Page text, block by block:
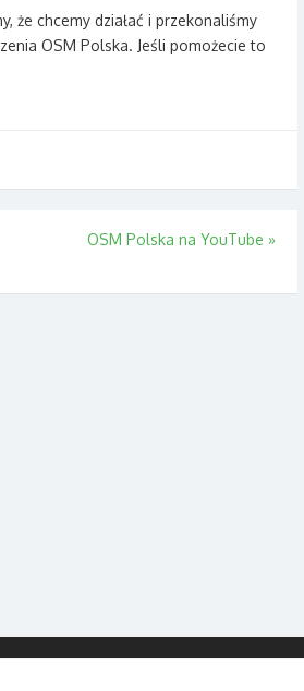
że chcemy działać i przekonaliśmy
OSM Polska. Jeśli pomożecie to
OSM Polska na YouTube »